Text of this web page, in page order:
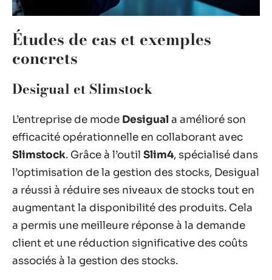
Études de cas et exemples
concrets
Desigual et Slimstock
L’entreprise de mode Desiguala amélioré son
efficacité opérationnelle en collaborant avec
Slimstock. Grâce à l’outil Slim4, spécialisé dans
l’optimisation de la gestion des stocks, Desigual
a réussi à réduire ses niveaux de stocks tout en
augmentant la disponibilité des produits. Cela
a permis une meilleure réponse à la demande
client et une réduction significative des coûts
associés à la gestion des stocks.